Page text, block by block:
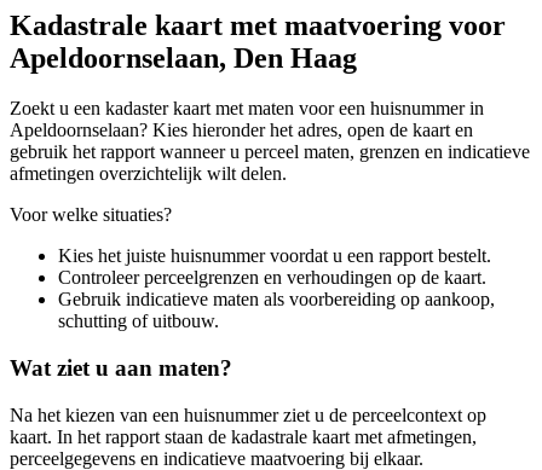
Kadastrale kaart met maatvoering voor
Apeldoornselaan, Den Haag
Zoekt u een kadaster kaart met maten voor een huisnummer in
Apeldoornselaan? Kies hieronder het adres, open de kaart en
gebruik het rapport wanneer u perceel maten, grenzen en indicatieve
afmetingen overzichtelijk wilt delen.
Voor welke situaties?
Kies het juiste huisnummer voordat u een rapport bestelt.
Controleer perceelgrenzen en verhoudingen op de kaart.
Gebruik indicatieve maten als voorbereiding op aankoop,
schutting of uitbouw.
Wat ziet u aan maten?
Na het kiezen van een huisnummer ziet u de perceelcontext op
kaart. In het rapport staan de kadastrale kaart met afmetingen,
perceelgegevens en indicatieve maatvoering bij elkaar.